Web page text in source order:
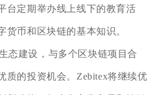
台定期举办线上线下的教育活
货币和区块链的基本知识。
态建设，与多个区块链项目合
质的投资机会。Zebitex将继续优